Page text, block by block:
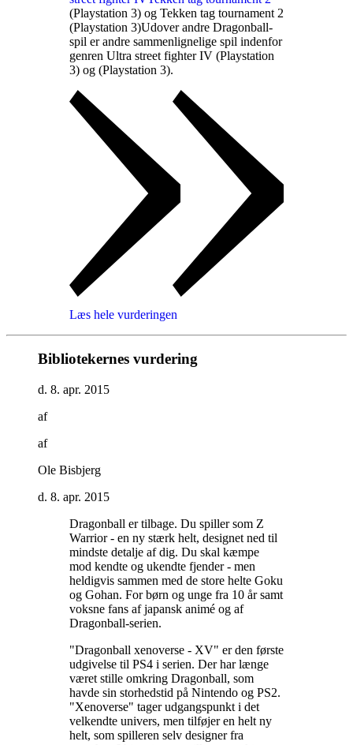
(Playstation 3) og Tekken tag tournament 2
(Playstation 3)Udover andre Dragonball-
spil er andre sammenlignelige spil indenfor
genren Ultra street fighter IV (Playstation
3) og (Playstation 3).
Læs hele vurderingen
Bibliotekernes vurdering
d. 8. apr. 2015
af
af
Ole Bisbjerg
d. 8. apr. 2015
Dragonball er tilbage. Du spiller som Z
Warrior - en ny stærk helt, designet ned til
mindste detalje af dig. Du skal kæmpe
mod kendte og ukendte fjender - men
heldigvis sammen med de store helte Goku
og Gohan. For børn og unge fra 10 år samt
voksne fans af japansk animé og af
Dragonball-serien.
"Dragonball xenoverse - XV" er den første
udgivelse til PS4 i serien. Der har længe
været stille omkring Dragonball, som
havde sin storhedstid på Nintendo og PS2.
"Xenoverse" tager udgangspunkt i det
velkendte univers, men tilføjer en helt ny
helt, som spilleren selv designer fra